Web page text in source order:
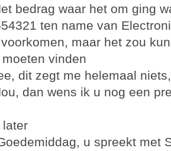
bedrag waar het om ging
ten name van
maar het zou
vinden
dit zegt me helemaal
dan wens ik u nog een
later
u spreekt met